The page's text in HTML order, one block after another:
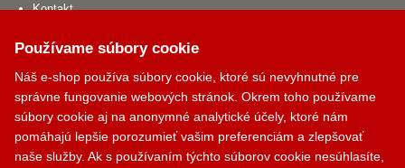
Kontakt
Ochrana osobných údajov
Odstúpiť od zmuvy tu
Doprava a platba
Sledovanie zásielky
Používame súbory cookie
Náš e-shop používa súbory cookie, ktoré sú nevyhnutné pre
správne fungovanie webových stránok. Okrem toho používame
súbory cookie aj na anonymné analytické účely, ktoré nám
pomáhajú lepšie porozumieť vašim preferenciám a zlepšovať
naše služby. Ak s používaním týchto súborov cookie nesúhlasíte,